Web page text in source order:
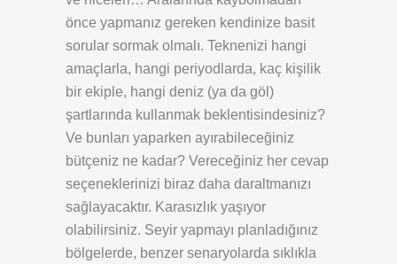
önce yapmanız gereken kendinize basit
sorular sormak olmalı. Teknenizi hangi
amaçlarla, hangi periyodlarda, kaç kişilik
bir ekiple, hangi deniz (ya da göl)
şartlarında kullanmak beklentisindesiniz?
Ve bunları yaparken ayırabileceğiniz
bütçeniz ne kadar? Vereceğiniz her cevap
seçeneklerinizi biraz daha daraltmanızı
sağlayacaktır. Karasızlık yaşıyor
olabilirsiniz. Seyir yapmayı planladığınız
bölgelerde, benzer senaryolarda sıklıkla